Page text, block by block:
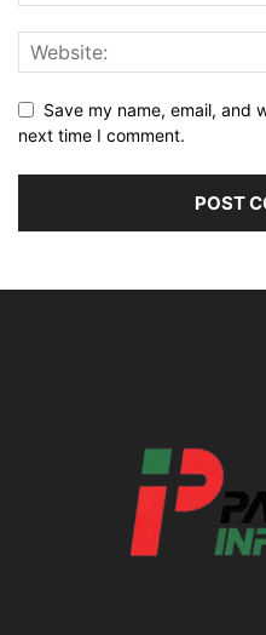
Save my name, email, and
next time I comment.